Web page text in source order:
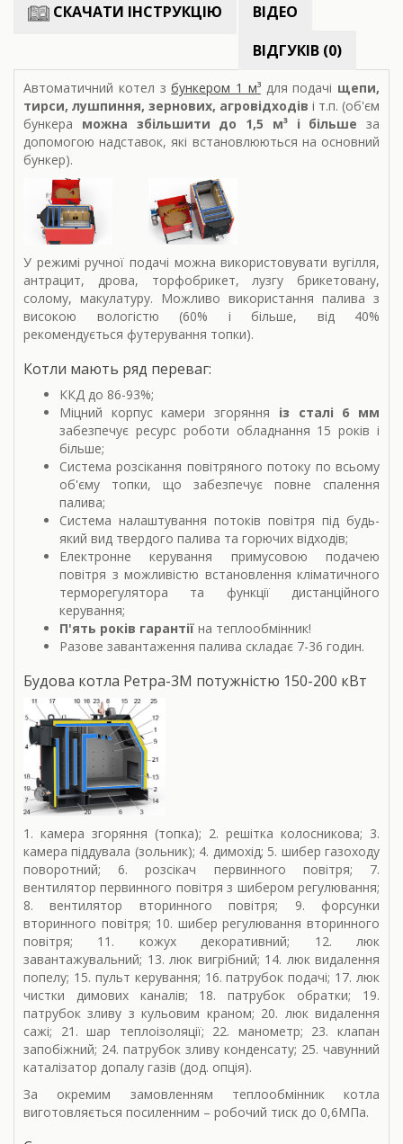
СКАЧАТИ ІНСТРУКЦІЮ
ВІДЕО
ВІДГУКІВ (0)
Автоматичний котел збункером 1 м³для подачі щепи,
тирси, лушпиння, зернових, агровідходів і т.п. (об'єм
бункера можна збільшити до 1,5 м³ і більше за
допомогою надставок, які встановлюються на основний
бункер).
У режимі ручної подачі можна використовувати вугілля,
антрацит, дрова, торфобрикет, лузгу брикетовану,
солому, макулатуру. Можливо використання палива з
високою вологістю (60% і більше, від 40%
рекомендується футерування топки).
Котли мають ряд переваг:
ККД до 86-93%;
Міцний корпус камери згоряння із сталі 6 мм
забезпечує ресурс роботи обладнання 15 років і
більше;
Система розсікання повітряного потоку по всьому
об'єму топки, що забезпечує повне спалення
палива;
Система налаштування потоків повітря під будь-
який вид твердого палива та горючих відходів;
Електронне керування примусовою подачею
повітря з можливістю встановлення кліматичного
терморегулятора та функції дистанційного
керування;
П'ять років гарантії на теплообмінник!
Разове завантаження палива складає 7-36 годин.
Будова котла Ретра-3М потужністю 150-200 кВт
1. камера згоряння (топка); 2. решітка колосникова; 3.
камера піддувала (зольник); 4. димохід; 5. шибер газоходу
поворотний; 6. розсікач первинного повітря; 7.
вентилятор первинного повітря з шибером регулювання;
8. вентилятор вторинного повітря; 9. форсунки
вторинного повітря; 10. шибер регулювання вторинного
повітря; 11. кожух декоративний; 12. люк
завантажувальний; 13. люк вигрібний; 14. люк видалення
попелу; 15. пульт керування; 16. патрубок подачі; 17. люк
чистки димових каналів; 18. патрубок обратки; 19.
патрубок зливу з кульовим краном; 20. люк видалення
сажі; 21. шар теплоізоляції; 22. манометр; 23. клапан
запобіжний; 24. патрубок зливу конденсату; 25. чавунний
каталізатор допалу газів (дод. опція).
За окремим замовленням теплообмінник котла
виготовляється посиленним – робочий тиск до 0,6МПа.